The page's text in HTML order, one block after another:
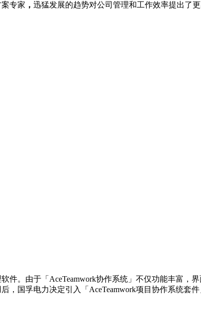
专家 ， 迅猛发展的趋势对公司管理和工作效率提出了
件。由于「AceTeamwork协作系统」不仅功能丰富，
，国孚电力决定引入「AceTeamwork项目协作系统套